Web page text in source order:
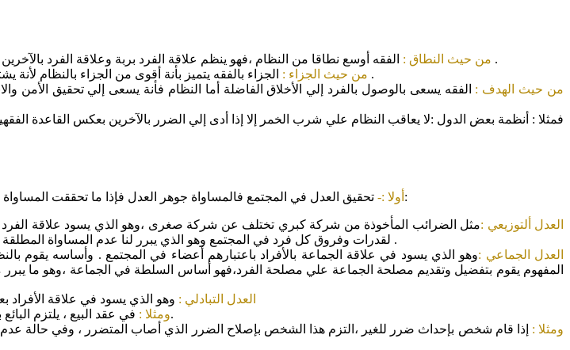
من حيث النطاق : الفقه أوسع نطاقا من النظام ،فهو ينظم علاقة الفرد بربة وعلاقة الفرد بالآخرين وعلاقته مع الجماعة ،وأما النظام فهو ينظم علاقة الفرد بالآخرين وعلاقته مع الجماعة فقط .
من حيث الجزاء : الجزاء بالفقه يتميز بأنة أقوى من الجزاء بالنظام لأنة يشتمل على نوعين من الجزاء (الدنيوي- الأخروي ) أما النظام فلا يشتمل إلا علي الجزاء الدنيوي .
من حيث الهدف : الفقه يسعى بالوصول بالفرد إلي الأخلاق الفاضلة أما النظام فأنة يسعى إلي تحقيق
فمثلا : أنظمة بعض الدول :لا يعاقب النظام علي شرب الخمر إلا إذا أدى إلي الضرر بالآخرين بعكس القاعدة
أولا :- تحقيق العدل في المجتمع فالمساواة جوهر العدل فإذا ما تحققت المساواة بين أفراد المجتمع تحقق العدل وإذا تحقق العدل تحقق الأمن والرخاء.وينقسم العدل إلي ثلاث أنواع:
العدل ألتوزيعي :مثل الضرائب المأخوذة من شركة كبري تختلف عن شركة صغرى ،وهو الذي يسود علاقة الفرد
لقدرات وفروق كل فرد في المجتمع وهو الذي يبرر لنا عدم المساواة المطلقة بين الأفراد في المجتمع أمام تولي الوظائف العامة وكذا دفع الضرائب وكذا الأعباء المعيشية .
العدل الجماعي :وهو الذي يسود في علاقة الجماعة بالأفراد باعتبارهم أعضاء في المجتمع . وأساسه يقوم
المفهوم يقوم بتفضيل وتقديم مصلحة الجماعة علي مصلحة الفرد،فهو أساس السلطة في الجماعة ،وهو ما يبرر
العدل التبادلي : وهو الذي يسود في علاقة الأفراد
ومثلا :في عقد البيع ، يلتزم البائع بتسليم المبيع للمشتري ويلتزم المشتري بدفع ثمن المبيع على أن يكون مساويا لقيمته تماما.
ومثلا : إذا قام شخص بإحداث ضرر للغير ،التزم هذا الشخص بإصلاح الضرر الذي أصاب المتضرر ، وفي حالة عدم